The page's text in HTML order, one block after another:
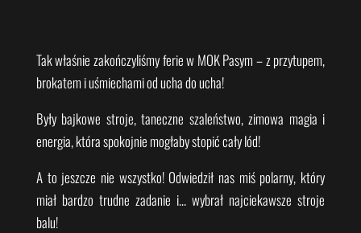
Tak właśnie zakończyliśmy ferie w MOK Pasym – z przytupem,
brokatem i uśmiechami od ucha do ucha!
Były bajkowe stroje, taneczne szaleństwo, zimowa magia i
energia, która spokojnie mogłaby stopić cały lód!
A to jeszcze nie wszystko! Odwiedził nas miś polarny, który
miał bardzo trudne zadanie i… wybrał najciekawsze stroje
balu!